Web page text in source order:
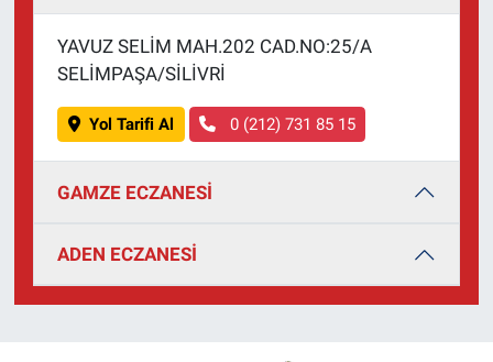
YAVUZ SELİM MAH.202 CAD.NO:25/A
SELİMPAŞA/SİLİVRİ
Yol Tarifi Al 0 (212) 731 85 15
GAMZE ECZANESİ
ADEN ECZANESİ